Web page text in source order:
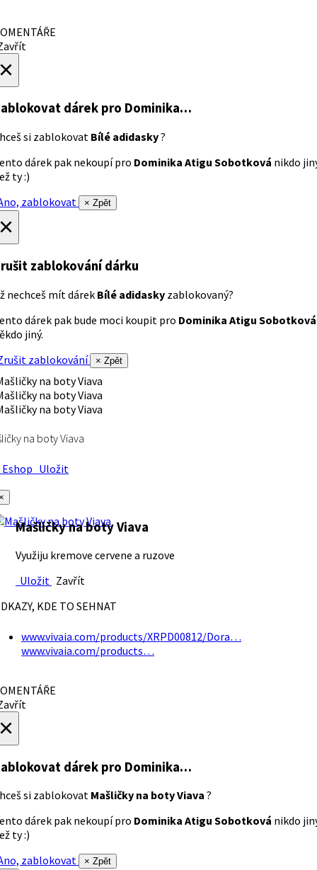
dárek pro Dominika…
si zablokovat Bílé adidasky?
dárek pak nekoupí pro Dominika Atigu Sobotková nikdo
ty :)
zablokovat
× Zpět
zablokování dárku
nechceš mít dárek Bílé adidasky zablokovaný?
dárek pak bude moci koupit pro Dominika Atigu Sobotková
jiný.
zablokování
× Zpět
na boty Viava
Uložit
Mašličky na boty Viava
Využiju kremove cervene a ruzove
Uložit Zavřít
KDE TO SEHNAT
www.vivaia.com/products/XRPD00812/Dora…
www.vivaia.com/products…
dárek pro Dominika…
si zablokovat Mašličky na boty Viava ?
dárek pak nekoupí pro Dominika Atigu Sobotková nikdo
ty :)
zablokovat
× Zpět